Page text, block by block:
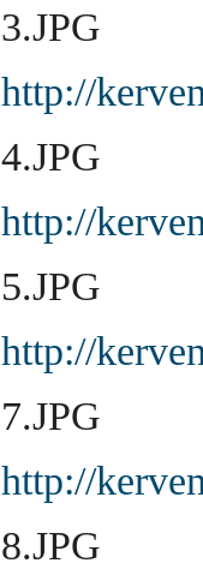
3.JPG
http://
4.JPG
http://
5.JPG
http://
7.JPG
http://
8.JPG